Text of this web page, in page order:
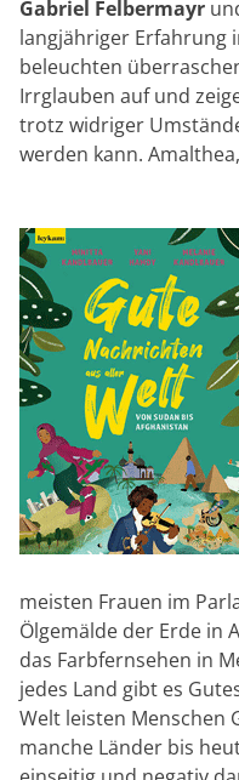
Gabriel Felbermayr
langjähriger Erfahrung
beleuchten
Irrglauben auf und
trotz widriger
werden kann.
meisten Frauen im
Ölgemälde der Erde in
das Farbfernsehen in
jedes Land gibt es
Welt leisten Menschen
manche Länder bis